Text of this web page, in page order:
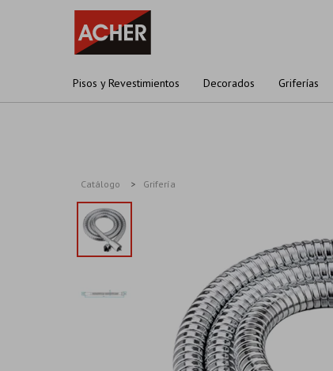
Pisos y Revestimientos Decorados Griferías
Catálogo Grifería